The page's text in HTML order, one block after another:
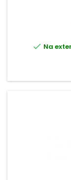
 Na